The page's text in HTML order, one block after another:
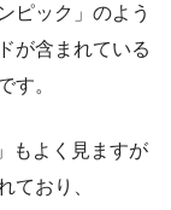
ピック」のよう
が含まれている
す。
もよく見ますが
ており、